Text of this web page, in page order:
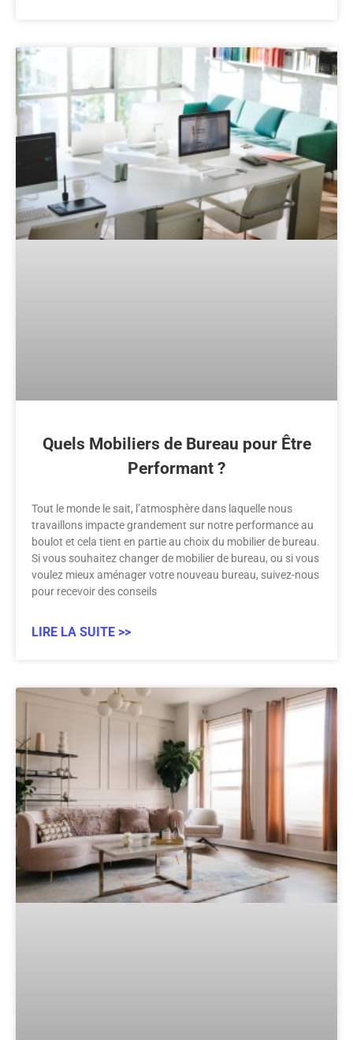
Quels Mobiliers de Bureau pour Être
Performant ?
Tout le monde le sait, l’atmosphère dans laquelle nous
travaillons impacte grandement sur notre performance au
boulot et cela tient en partie au choix du mobilier de bureau.
Si vous souhaitez changer de mobilier de bureau, ou si vous
voulez mieux aménager votre nouveau bureau, suivez-nous
pour recevoir des conseils
LIRE LA SUITE >>